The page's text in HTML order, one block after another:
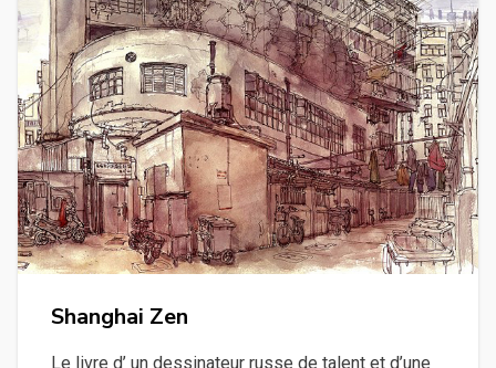
Shanghai Zen
Le livre d’ un dessinateur russe de talent et d’une